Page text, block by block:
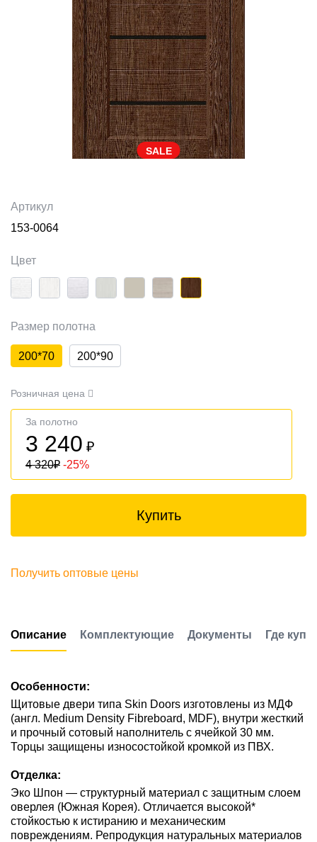
SALE
Артикул
153-0064
Цвет
Размер полотна
200*70 200*90
Розничная цена
За полотно
3 240 ₽
4 320₽ -25%
Купить
Получить оптовые цены
Описание Комплектующие Документы Где
Особенности:
Щитовые двери типа Skin Doors изготовлены из МДФ
(англ. Medium Density Fibreboard, MDF), внутри жесткий
и прочный сотовый наполнитель с ячейкой 30 мм.
Торцы защищены износостойкой кромкой из ПВХ.
Отделка:
Эко Шпон — структурный материал с защитным слоем
оверлея (Южная Корея). Отличается высокой*
стойкостью к истиранию и механическим
повреждениям. Репродукция натуральных материалов